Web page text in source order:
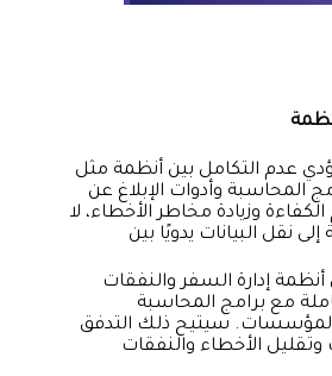
عدم التكامل بين أنظمة مثل
المحاسبة وأدوات الإبلاغ عن
وزيادة مخاطر الأخطاء، لا
نقل البيانات يدويًا بين
أنظمة إدارة السفر والنفقات
مع برامج المحاسبة
سيتيح ذلك التدفق
الأخطاء والنفقات